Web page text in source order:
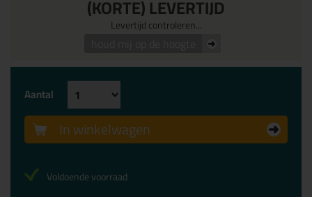
(KORTE) LEVERTIJD
Levertijd controleren...
Aantal
In winkelwagen
Voldoende voorraad